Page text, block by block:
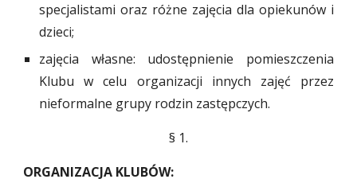
specjalistami oraz różne zajęcia dla opiekunów i
dzieci;
zajęcia własne: udostępnienie pomieszczenia
Klubu w celu organizacji innych zajęć przez
nieformalne grupy rodzin zastępczych.
§ 1.
ORGANIZACJA KLUBÓW: